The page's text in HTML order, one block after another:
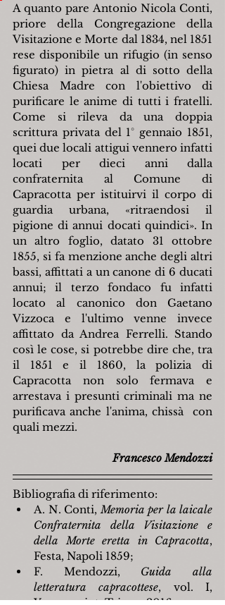
A quanto pare Antonio Nicola Conti,
priore della Congregazione della
Visitazione e Morte dal 1834, nel 1851
rese disponibile un rifugio (in senso
figurato) in pietra al di sotto della
Chiesa Madre con l'obiettivo di
purificare le anime di tutti i fratelli.
Come si rileva da una doppia
scrittura privata del 1° gennaio 1851,
quei due locali attigui vennero infatti
locati per dieci anni dalla
confraternita al Comune di
Capracotta per istituirvi il corpo di
guardia urbana, «ritraendosi il
pigione di annui docati quindici». In
un altro foglio, datato 31 ottobre
1855, si fa menzione anche degli altri
bassi, affittati a un canone di 6 ducati
annui; il terzo fondaco fu infatti
locato al canonico don Gaetano
Vizzoca e l'ultimo venne invece
affittato da Andrea Ferrelli. Stando
così le cose, si potrebbe dire che, tra
il 1851 e il 1860, la polizia di
Capracotta non solo fermava e
arrestava i presunti criminali ma ne
purificava anche l'anima, chissà  con
quali mezzi.
Francesco Mendozzi
Bibliografia di riferimento:
A. N. Conti, Memoria per la laicale
Confraternita della Visitazione e
della Morte eretta in Capracotta,
Festa, Napoli 1859;
F. Mendozzi, Guida alla
letteratura capracottese, vol. I,
Youcanprint, Tricase 2016.